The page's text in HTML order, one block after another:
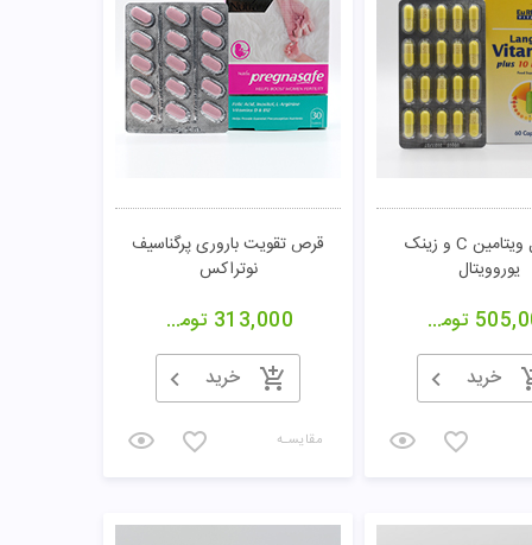
کپسول ویتامین C و زینک
یوروویتال
تومان
خرید
قرص تقویت باروری پرگناسیف
نوتراکس
313,000 تومان
خرید
مقایسـه